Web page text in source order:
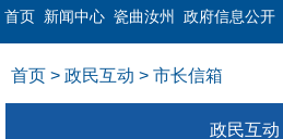
首页 新闻中心 瓷曲汝州 政府信息公开
首页 > 政民互动 > 市长信箱
政民互动